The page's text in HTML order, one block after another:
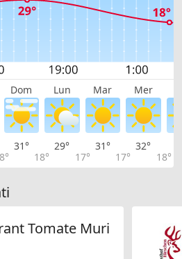
Dom Lun Mar Mer
31°
18°
29°
17°
31°
17°
32°
18°
Tomate Muri